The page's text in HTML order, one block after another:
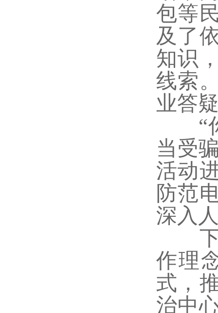
包等
及了
知识
线索
业答
“你
当受
活动
防范
深入
下
作理
式，
治中